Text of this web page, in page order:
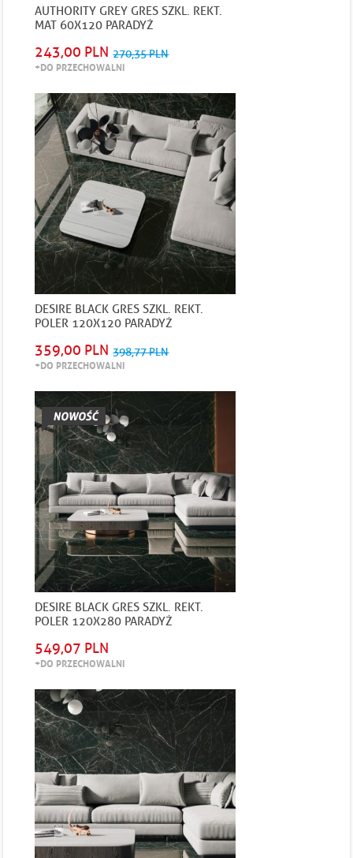
AUTHORITY GREY GRES SZKL. REKT.
MAT 60X120 PARADYŻ
243,00 PLN 270,35 PLN
+DO PRZECHOWALNI
DESIRE BLACK GRES SZKL. REKT.
POLER 120X120 PARADYŻ
359,00 PLN 398,77 PLN
+DO PRZECHOWALNI
DESIRE BLACK GRES SZKL. REKT.
POLER 120X280 PARADYŻ
549,07 PLN
+DO PRZECHOWALNI